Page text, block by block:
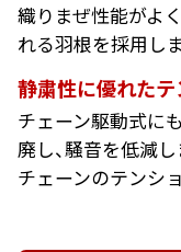
織りまぜ性能がよ
れる羽根を採用し
静粛性に優れた
チェーン駆動式に
廃し、騒音を低減し
チェーンのテンシ